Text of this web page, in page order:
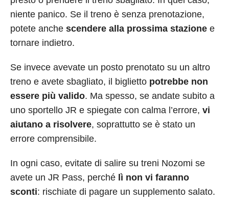
niente panico. Se il treno è senza prenotazione,
potete anche scendere alla prossima stazione e
tornare indietro.
Se invece avevate un posto prenotato su un altro
treno e avete sbagliato, il biglietto potrebbe non
essere più valido. Ma spesso, se andate subito a
uno sportello JR e spiegate con calma l’errore, vi
aiutano a risolvere, soprattutto se è stato un
errore comprensibile.
In ogni caso, evitate di salire su treni Nozomi se
avete un JR Pass, perché lì non vi faranno
sconti: rischiate di pagare un supplemento salato.